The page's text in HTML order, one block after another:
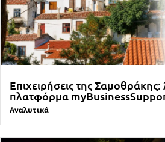
Επιχειρήσεις της Σαμοθράκης:
πλατφόρμα
Αναλυτικά